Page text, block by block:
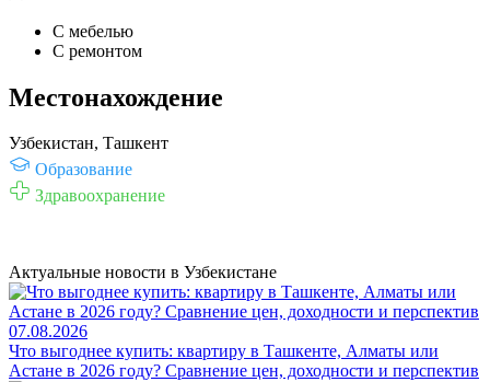
С мебелью
С ремонтом
Местонахождение
Узбекистан, Ташкент
Образование
Здравоохранение
Актуальные новости в Узбекистане
07.08.2026
Что выгоднее купить: квартиру в Ташкенте, Алматы или
Астане в 2026 году? Сравнение цен, доходности и перспектив